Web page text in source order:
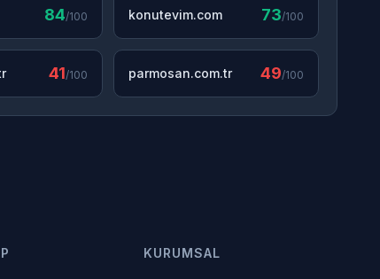
84/100 konutevim.com 73/100
41/100 parmosan.com.tr 49/100
KURUMSAL